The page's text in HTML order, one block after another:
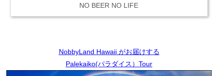
NO BEER NO LIFE
NobbyLand Hawaii がお届けする
Palekaiko(パラダイス）Tour